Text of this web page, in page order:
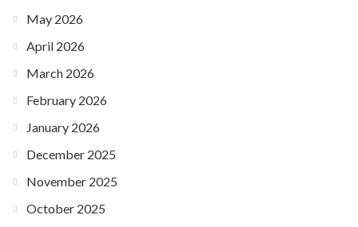
May 2026
April 2026
March 2026
February 2026
January 2026
December 2025
November 2025
October 2025